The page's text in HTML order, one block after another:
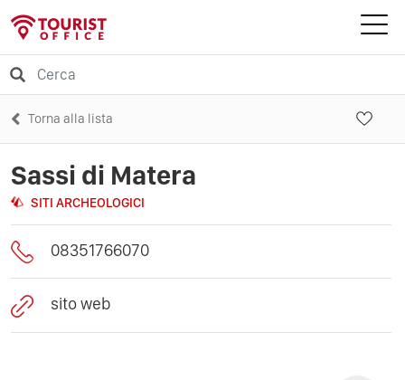
Torna alla lista
Sassi di Matera
SITI ARCHEOLOGICI
08351766070
sito web